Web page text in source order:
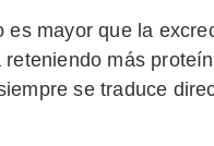
es mayor que la
más
se traduce